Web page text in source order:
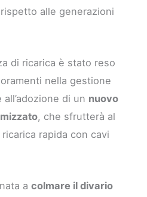
alle generazioni
di ricarica è stato reso
nella gestione
di un nuovo
, che sfrutterà al
rapida con cavi
acolmare il divario